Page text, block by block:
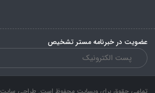
عضویت در خبرنامه مستر تشخیص